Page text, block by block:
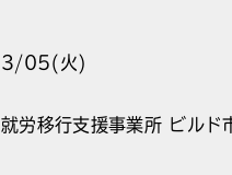
3/05(火)
就労移行支援事業所 ビル